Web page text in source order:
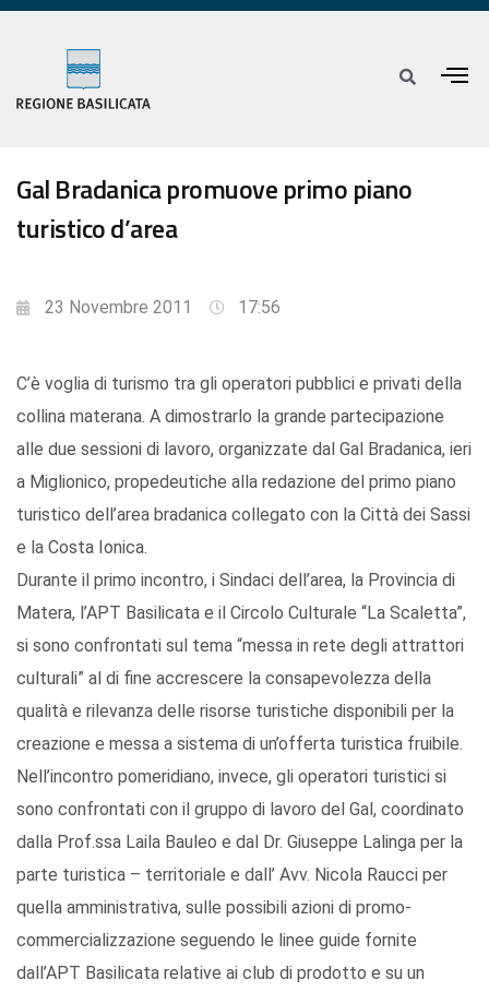
Gal Bradanica promuove primo piano
turistico d’area
23 Novembre 2011 17:56
C’è voglia di turismo tra gli operatori pubblici e privati della
collina materana. A dimostrarlo la grande partecipazione
alle due sessioni di lavoro, organizzate dal Gal Bradanica, ieri
a Miglionico, propedeutiche alla redazione del primo piano
turistico dell’area bradanica collegato con la Città dei Sassi
e la Costa Ionica.
Durante il primo incontro, i Sindaci dell’area, la Provincia di
Matera, l’APT Basilicata e il Circolo Culturale “La Scaletta”,
si sono confrontati sul tema “messa in rete degli attrattori
culturali” al di fine accrescere la consapevolezza della
qualità e rilevanza delle risorse turistiche disponibili per la
creazione e messa a sistema di un’offerta turistica fruibile.
Nell’incontro pomeridiano, invece, gli operatori turistici si
sono confrontati con il gruppo di lavoro del Gal, coordinato
dalla Prof.ssa Laila Bauleo e dal Dr. Giuseppe Lalinga per la
parte turistica – territoriale e dall’ Avv. Nicola Raucci per
quella amministrativa, sulle possibili azioni di promo-
commercializzazione seguendo le linee guide fornite
dall’APT Basilicata relative ai club di prodotto e su un